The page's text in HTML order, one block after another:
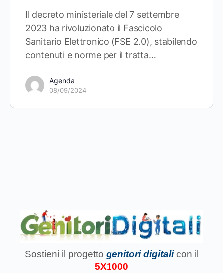
Il decreto ministeriale del 7 settembre
2023 ha rivoluzionato il Fascicolo
Sanitario Elettronico (FSE 2.0), stabilendo
contenuti e norme per il tratta…
Agenda
08/09/2024
Sostieni il progetto genitori digitali con il
5X1000